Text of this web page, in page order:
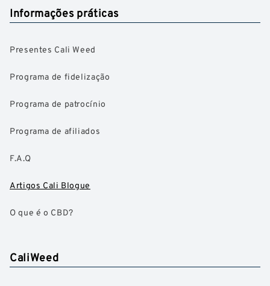
Informações práticas
Presentes Cali Weed
Programa de fidelização
Programa de patrocínio
Programa de afiliados
F.A.Q
Artigos Cali Blogue
O que é o CBD?
CaliWeed